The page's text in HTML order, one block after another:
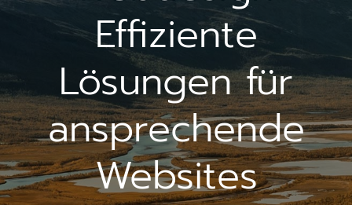
Effiziente
Lösungen für
ansprechende
Websites